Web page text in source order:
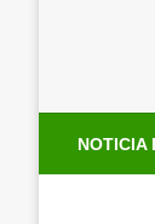
NOTICIA